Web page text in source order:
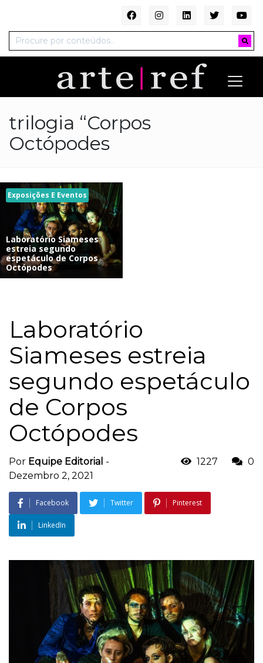
trilogia “Corpos
Octópodes
Exposições E Eventos
Laboratório Siameses
estreia segundo
espetáculo de Corpos
Octópodes
Laboratório
Siameses estreia
segundo espetáculo
de Corpos
Octópodes
Por Equipe Editorial -
Dezembro 2, 2021
1227 0
Facebook Twitter Pinterest
LinkedIn